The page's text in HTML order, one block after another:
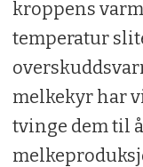
kroppens
temperatur
melkekyr har
tvinge dem til